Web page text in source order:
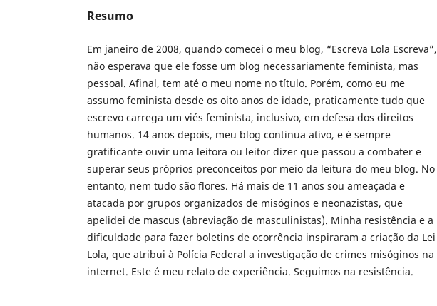
Resumo
Em janeiro de 2008, quando comecei o meu blog, “Escreva Lola Escreva”,
não esperava que ele fosse um blog necessariamente feminista, mas
pessoal. Afinal, tem até o meu nome no título. Porém, como eu me
assumo feminista desde os oito anos de idade, praticamente tudo que
escrevo carrega um viés feminista, inclusivo, em defesa dos direitos
humanos. 14 anos depois, meu blog continua ativo, e é sempre
gratificante ouvir uma leitora ou leitor dizer que passou a combater e
superar seus próprios preconceitos por meio da leitura do meu blog. No
entanto, nem tudo são flores. Há mais de 11 anos sou ameaçada e
atacada por grupos organizados de misóginos e neonazistas, que
apelidei de mascus (abreviação de masculinistas). Minha resistência e a
dificuldade para fazer boletins de ocorrência inspiraram a criação da Lei
Lola, que atribui à Polícia Federal a investigação de crimes misóginos na
internet. Este é meu relato de experiência. Seguimos na resistência.